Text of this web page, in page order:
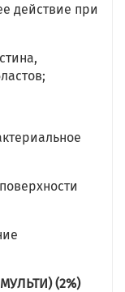
действие при
(2%)